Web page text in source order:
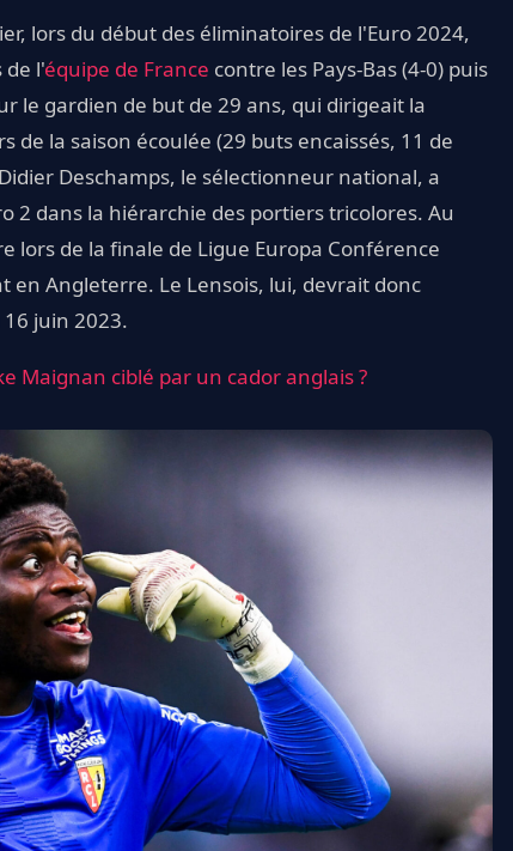
lors du début des éliminatoires de l'Euro 2024,
de l'équipe de France contre les Pays-Bas (4-0) puis
le gardien de but de 29 ans, qui dirigeait la
de la saison écoulée (29 buts encaissés, 11 de
Deschamps, le sélectionneur national, a
2 dans la hiérarchie des portiers tricolores. Au
lors de la finale de Ligue Europa Conférence
Angleterre. Le Lensois, lui, devrait donc
juin 2023.
Maignan ciblé par un cador anglais ?